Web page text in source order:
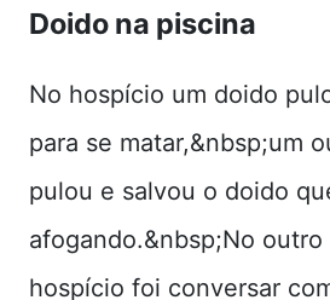
Doido na piscina
No hospício um doido
para se matar,&nbsp;um
pulou e salvou o doido
afogando.&nbsp;No
hospício foi conversar